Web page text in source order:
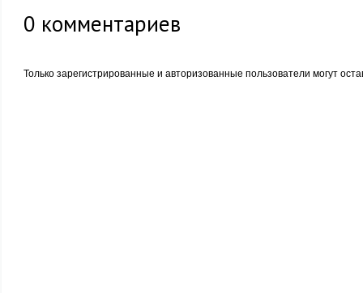
0 комментариев
Только зарегистрированные и авторизованные пользователи могут